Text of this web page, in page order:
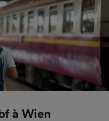
à Wien
les
pour
ou accéder à des
Publicités et
de
et du contenu,
de